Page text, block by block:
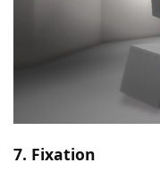
7. Fixation